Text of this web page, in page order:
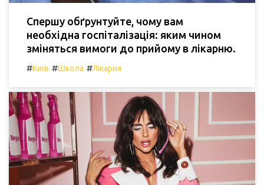
Спершу обґрунтуйте, чому вам
необхідна госпіталізація: яким чином
зміняться вимоги до прийому в лікарню.
#Київ #Школа #Лікарня